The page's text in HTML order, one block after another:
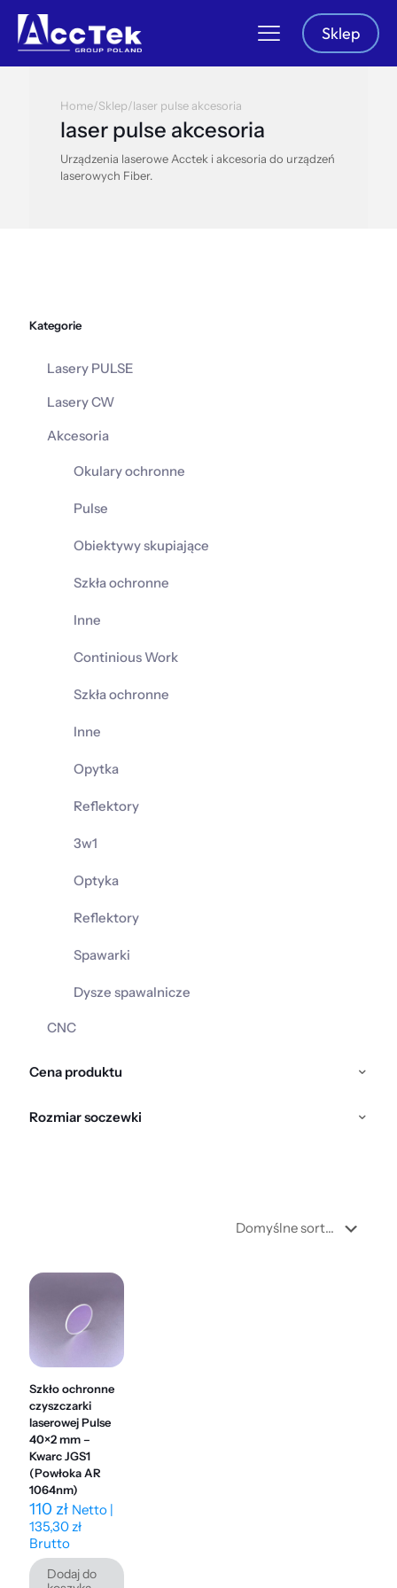
Sklep
Home/Sklep/laser pulse akcesoria
laser pulse akcesoria
Urządzenia laserowe Acctek i akcesoria do urządzeń
laserowych Fiber.
Kategorie
Lasery PULSE
Lasery CW
Akcesoria
Okulary ochronne
Pulse
Obiektywy skupiające
Szkła ochronne
Inne
Continious Work
Szkła ochronne
Inne
Opytka
Reflektory
3w1
Optyka
Reflektory
Spawarki
Dysze spawalnicze
CNC
Cena produktu
Rozmiar soczewki
Szkło ochronne
czyszczarki
laserowej Pulse
40×2 mm –
Kwarc JGS1
(Powłoka AR
1064nm)
110 zł Netto |
135,30zł
Brutto
Dodaj do